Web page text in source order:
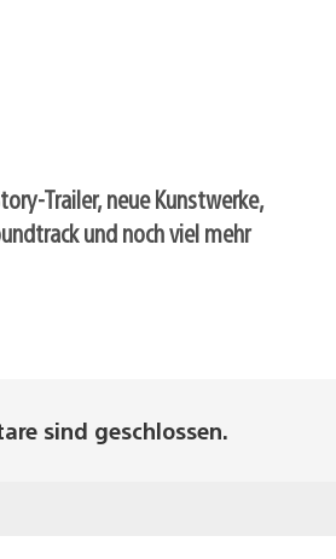
Trailer, neue Kunstwerke,
und noch viel mehr
sind geschlossen.